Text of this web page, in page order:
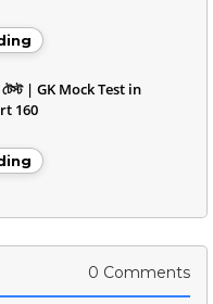
টেস্ট | GK Mock Test in
160
0 Comments